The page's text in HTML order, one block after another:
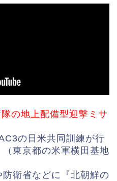
の地上配備型迎撃ミサ
の日米共同訓練が行
東京都の米軍横田基地
衛省などに『北朝鮮の